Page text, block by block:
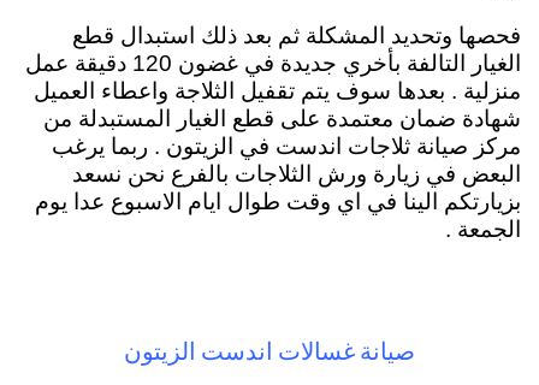
فحصها وتحديد المشكلة ثم بعد ذلك استبدال قطع
الغيار التالفة بأخري جديدة في غضون 120 دقيقة عمل
منزلية . بعدها سوف يتم تقفيل الثلاجة واعطاء العميل
شهادة ضمان معتمدة على قطع الغيار المستبدلة من
مركز صيانة ثلاجات اندست في الزيتون . ربما يرغب
البعض في زيارة ورش الثلاجات بالفرع نحن نسعد
بزيارتكم الينا في اي وقت طوال ايام الاسبوع عدا يوم
الجمعة .
صيانة غسالات اندست الزيتون